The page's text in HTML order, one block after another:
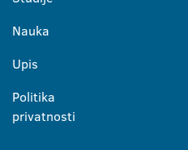
Nauka
Upis
Politika
privatnosti